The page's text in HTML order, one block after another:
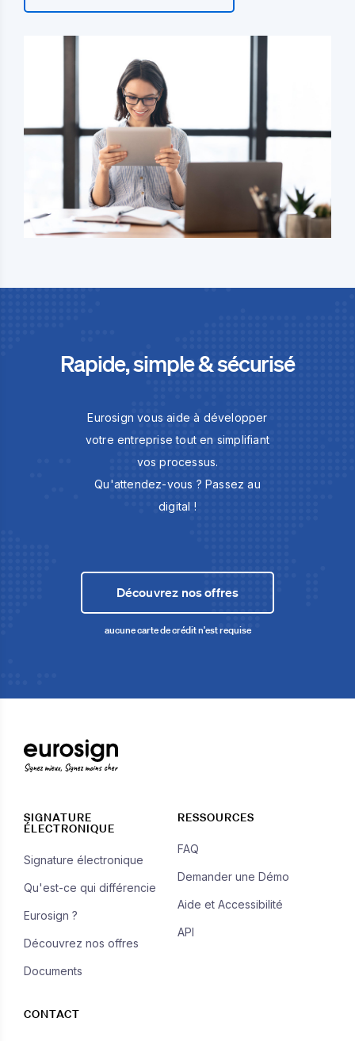
Rapide, simple & sécurisé
Eurosign vous aide à développer
votre entreprise tout en simplifiant
vos processus.
Qu'attendez-vous ? Passez au
digital !
Découvrez nos offres
aucune carte de crédit n'est requise
Signez mieux, Signez moins cher
SIGNATURE
ÉLECTRONIQUE
Signature électronique
Qu'est-ce qui différencie
Eurosign ?
Découvrez nos offres
Documents
RESSOURCES
FAQ
Demander une Démo
Aide et Accessibilité
API
CONTACT